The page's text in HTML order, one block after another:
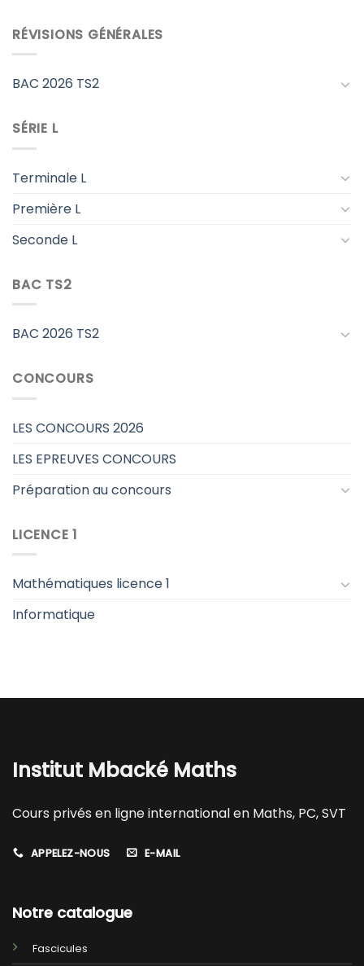
RÉVISIONS GÉNÉRALES
BAC 2026 TS2
SÉRIE L
Terminale L
Première L
Seconde L
BAC TS2
BAC 2026 TS2
CONCOURS
LES CONCOURS 2026
LES EPREUVES CONCOURS
Préparation au concours
LICENCE 1
Mathématiques licence 1
Informatique
Institut Mbacké Maths
Cours privés en ligne international en Maths, PC, SVT
APPELEZ-NOUS E-MAIL
Notre catalogue
Fascicules